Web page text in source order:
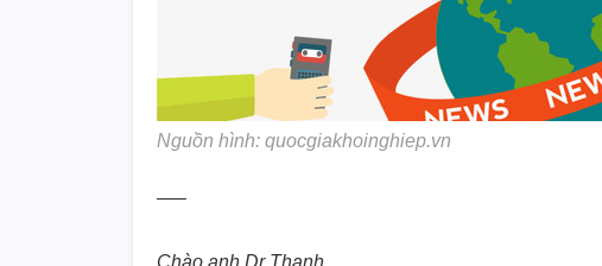
Nguồn hình: quocgiakhoinghiep.vn
—–
Chào anh Dr Thanh,